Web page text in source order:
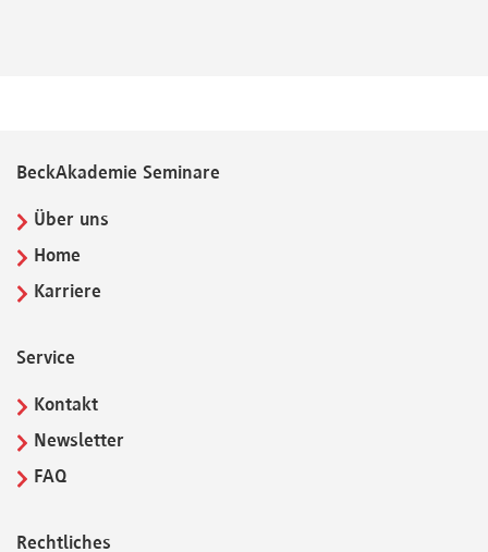
BeckAkademie Seminare
Über uns
Home
Karriere
Service
Kontakt
Newsletter
FAQ
Rechtliches